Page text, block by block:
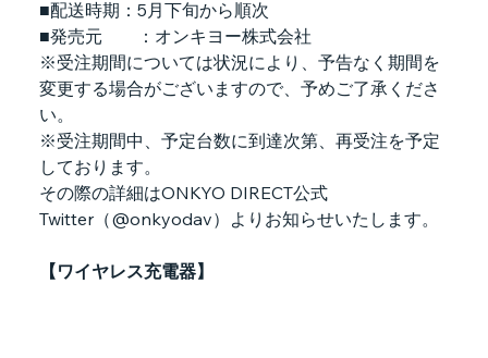
■配送時期：5月下旬から順次
■発売元        ：オンキヨー株式会社
※受注期間については状況により、予告なく期間を
変更する場合がございますので、予めご了承くださ
い。
※受注期間中、予定台数に到達次第、再受注を予定
しております。
その際の詳細はONKYO DIRECT公式
Twitter（@onkyodav）よりお知らせいたします。
【ワイヤレス充電器】